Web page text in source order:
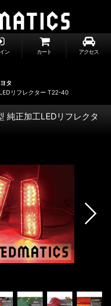
ン カート アクセス
ヨタ
リフレクター T22-40
純正加工LEDリフレクタ